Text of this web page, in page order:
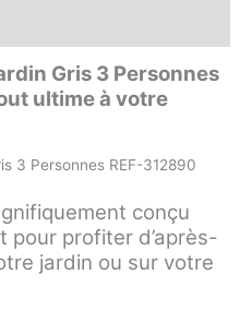
Gris 3 Personnes
ultime à votre
conçu
pour profiter d’après-
jardin ou sur votre